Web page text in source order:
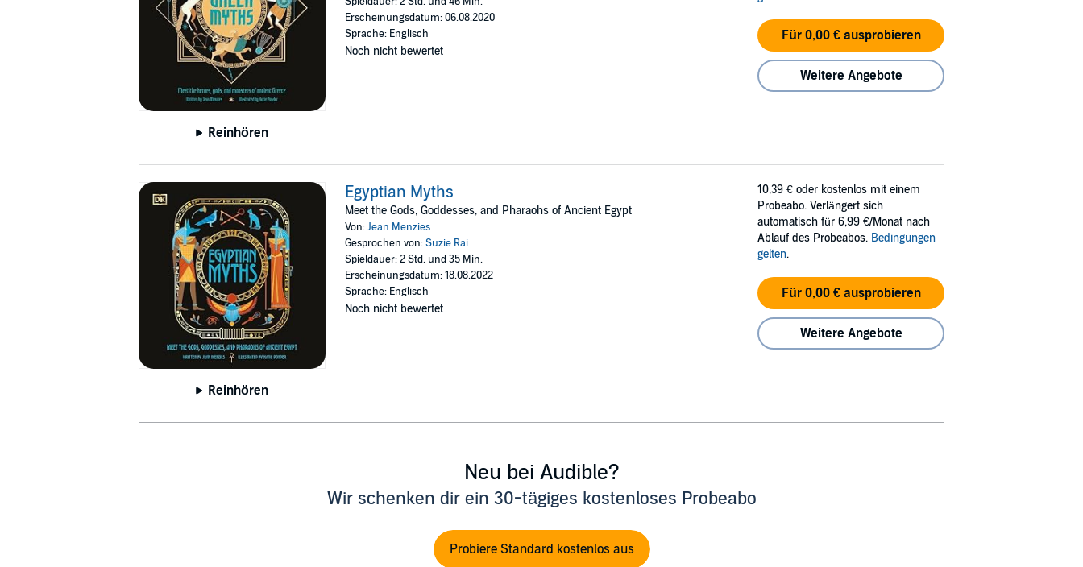
Reinhören
Erscheinungsdatum: 06.08.2020
Sprache: Englisch
Noch nicht bewertet
Für 0,00 € ausprobieren
Weitere Angebote
Reinhören
Egyptian Myths
Meet the Gods, Goddesses, and Pharaohs of Ancient Egypt
Von:Jean Menzies
Gesprochen von:Suzie Rai
Spieldauer: 2 Std. und 35 Min.
Erscheinungsdatum: 18.08.2022
Sprache: Englisch
Noch nicht bewertet
10,39 € oder kostenlos mit einem
Probeabo. Verlängert sich
automatisch für 6,99 €/Monat nach
Ablauf des Probeabos. Bedingungen
gelten.
Für 0,00 € ausprobieren
Weitere Angebote
Neu bei Audible?
Wir schenken dir ein 30-tägiges kostenloses Probeabo
Probiere Standard kostenlos aus